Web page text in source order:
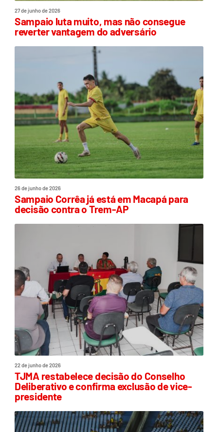
27 de junho de 2026
Sampaio luta muito, mas não consegue
reverter vantagem do adversário
26 de junho de 2026
Sampaio Corrêa já está em Macapá para
decisão contra o Trem-AP
22 de junho de 2026
TJMA restabelece decisão do Conselho
Deliberativo e confirma exclusão de vice-
presidente